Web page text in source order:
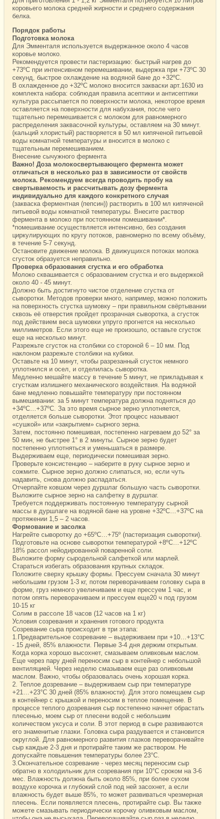
коровьего молока средней жирности и среднего содержания
белка.
Порядок работы
Подготовка молока
Для Эмменталя используется выдержанное около 4 часов
коровье молоко.
Рекомендуется провести пастеризацию: быстрый нагрев до
+73ºС при интенсивном перемешивании, выдержка при +73ºС 30
секунд, быстрое охлаждение на водяной бане до +32ºС.
В охлажденное до +32ºС молоко вносится закваски арт.1630 из
комплекта набора: соблюдая правила асептики и антисептики
культура рассыпается по поверхности молока, некоторое время
оставляется на поверхности для набухания, после чего
тщательно перемешивается с молоком для равномерного
распределения заквасочной культуры, оставляем на 30 минут.
(кальций хлористый) растворяется в 50 мл кипяченой питьевой
воды комнатной температуры и вносится в молоко с
тщательным перемешиванием.
Внесение сычужного фермента
Важно! Доза молокосвертывающего фермента может
отличаться в несколько раз в зависимости от свойств
молока. Рекомендуем всегда проводить пробу на
свертываемость и рассчитывать дозу фермента
индивидуально для каждого конкретного случая
(закваска ферментная (пепсин)) растворить в 100 мл кипяченой
питьевой воды комнатной температуры. Внесите раствор
фермента в молоко при постоянном помешивании*.
*помешивание осуществляется интенсивно, без создания
циркулирующих по кругу потоков, равномерно по всему объёму,
в течение 5-7 секунд.
Остановите движение молока. В движущихся потоках молока
сгусток образуется неправильно.
Проверка образования сгустка и его обработка
Молоко сквашивается с образованием сгустка и его выдержкой
около 40 - 45 минут.
Должно быть достигнуто чистое отделение сгустка от
сыворотки. Методов проверки много, например, можно положить
на поверхность сгустка шумовку – при правильном свёртывании
сквозь её отверстия пройдет прозрачная сыворотка, а сгусток
под действием веса шумовки упруго прогнется на несколько
миллиметров. Если этого еще не произошло, оставьте сгусток
еще на несколько минут.
Разрежьте сгусток на столбики со стороной 6 – 10 мм. Под
наклоном разрежьте столбики на кубики.
Оставьте на 10 минут, чтобы разрезанный сгусток немного
уплотнился и осел, и отделилась сыворотка.
Медленно мешайте массу в течение 5 минут, не прикладывая к
сгусткам излишнего механического воздействия. На водяной
бане медленно повышайте температуру при постоянном
вымешивании: за 5 минут температура должна подняться до
+34ºС…+37ºС. За это время сырное зерно уплотняется,
отделяется больше сыворотки. Этот процесс называют
«сушкой» или «закрытием» сырного зерна.
Затем, постоянно помешивая, постепенно нагреваем до 52° за
50 мин, не быстрее 1° в 2 минуты. Сырное зерно будет
постепенно уплотняться и уменьшаться в размере.
Выдерживаем еще, периодически помешивая зерно.
Проверьте консистенцию – наберите в руку сырное зерно и
сожмите. Сырное зерно должно слипаться, но, если чуть
надавить, снова должно распадаться.
Отчерпайте ковшом через дуршлаг большую часть сыворотки.
Выложите сырное зерно на салфетку в дуршлаг.
Требуется поддерживать постоянную температуру сырной
массы в дуршлаге на водяной бане на уровне +32ºС…+37ºС на
протяжении 1,5 – 2 часов.
Формование и засолка
Нагрейте сыворотку до +65ºС…+75º (пастеризация сыворотки).
Подготовьте на основе сыворотки температурой +8ºС…+12ºС
18% рассол нейодированной поваренной соли.
Выложите форму сыродельной салфеткой или марлей.
Стараться избегать образования крупных складок.
Положите сверху крышку формы. Прессуем сначала 30 минут
небольшим грузом 1-3 кг, потом переворачиваем головку сыра в
форме, груз немного увеличиваем и еще прессуем 1 час, и
потом опять переворачиваем и прессуем еще20 ч под грузом
10-15 кг
Солим в рассоле 18 часов (12 часов на 1 кг)
Условия созревания и хранения готового продукта
Созревание сыра происходит в три этапа:
1.Предварительное созревание – выдерживаем при +10…+13°С
- 15 дней, 85% влажности. Первые 3-4 дня держим открытым.
Когда корка хорошо высохнет, смазываем оливковым маслом.
Еще через пару дней переносим сыр в контейнер с небольшой
вентиляцией. Через неделю смазываем еще раз оливковым
маслом. Важно, чтобы образовалась очень хорошая корка.
2. Теплое дозревание – выдерживаем сыр при температуре
+21…+23°С 30 дней (85% влажности). Для этого помещаем сыр
в контейнер с крышкой и переносим в теплое помещение. В
процессе теплого дозревания сыр постепенно начнет обрастать
плесенью, моем сыр от плесени водой с небольшим
количеством уксуса и соли. В этот период в сыре развиваются
его знаменитые глазки. Головка сыра раздувается и становится
округлой. Для равномерного развития глазков переворачивайте
сыр каждые 2-3 дня и протирайте таким же раствором. Не
допускайте повышения температуры более 23°С.
3.Окончательное созревание - через месяц переносим сыр
обратно в холодильник для созревания при 10°С сроком на 3-6
мес. Влажность должна быть около 85%, при более сухом
воздухе корочка и глубокий слой под ней засохнет, а если
влажность будет выше 85%, то может развиваться чрезмерная
плесень. Если появляется плесень, протирайте сыр. Вы также
можете смазывать периодически корочку оливковым маслом,